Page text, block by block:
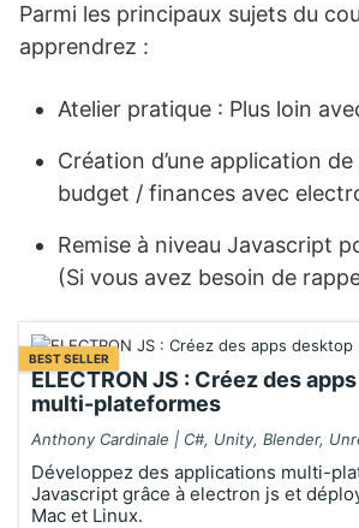
Parmi les principaux sujets du
apprendrez :
Atelier pratique : Plus loin
Création d’une application
budget / finances avec
Remise à niveau Javascript
(Si vous avez besoin de
BEST SELLER
ELECTRON JS : Créez des
multi-plateformes
Anthony Cardinale | C#, Unity, Blender,
Développez des applications multi-
Javascript grâce à electron js et
Mac et Linux.